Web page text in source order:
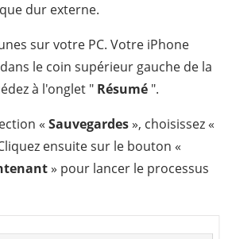
dur externe.
sur votre PC. Votre iPhone
le coin supérieur gauche de la
à l'onglet " Résumé ".
« Sauvegardes», choisissez «
ensuite sur le bouton «
» pour lancer le processus